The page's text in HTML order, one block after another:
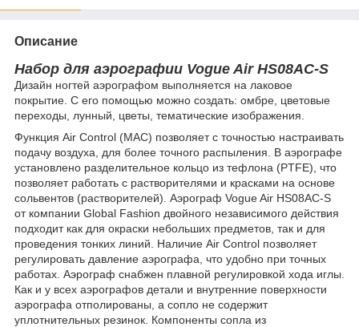
Описание
Набор для аэрографии Vogue Air HS08AC-S
Дизайн ногтей аэрографом выполняется на лаковое
покрытие. С его помощью можно создать: омбре, цветовые
переходы, лунный, цветы, тематические изображения.
Функция Air Control (MAC) позволяет с точностью настраивать
подачу воздуха, для более точного распыления. В аэрографе
установлено разделительное кольцо из тефлона (PTFE), что
позволяет работать с растворителями и красками на основе
сольвентов (растворителей). Аэрограф Vogue Air HS08AC-S
от компании Global Fashion двойного независимого действия
подходит как для окраски небольших предметов, так и для
проведения тонких линий. Наличие Air Control позволяет
регулировать давление аэрографа, что удобно при точных
работах. Аэрограф снабжен плавной регулировкой хода иглы.
Как и у всех аэрографов детали и внутренние поверхности
аэрографа отполированы, а сопло не содержит
уплотнительных резинок. Компоненты сопла из